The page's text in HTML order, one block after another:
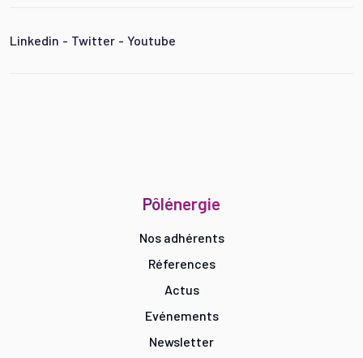
Linkedin - Twitter - Youtube
Pôlénergie
Nos adhérents
Réferences
Actus
Evénements
Newsletter